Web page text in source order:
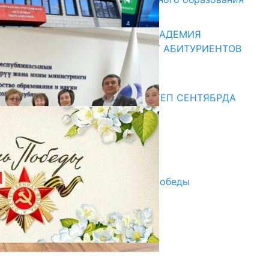
13.07.2026
КЫРГЫЗКО-РОССИЙСКАЯ АКАДЕМИЯ
ОБРАЗОВАНИЯ ПРИГЛАШАЕТ АБИТУРИЕНТОВ
10.07.2026
Медиа
СУЗАКТА 750 ОРУНДУУ МЕКТЕП СЕНТЯБРДА
ПАЙДАЛАНУУГА БЕРИЛЕТ
07.08.2025
Улуу Жеңиштин жандуу сөзү
29.04.2025
Награды в преддверии Дня Победы
29.04.2025